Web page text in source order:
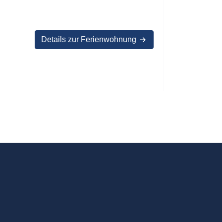
Details zur Ferienwohnung